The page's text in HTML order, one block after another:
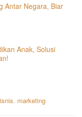
Antar Negara, Biar
Anak, Solusi
marketing